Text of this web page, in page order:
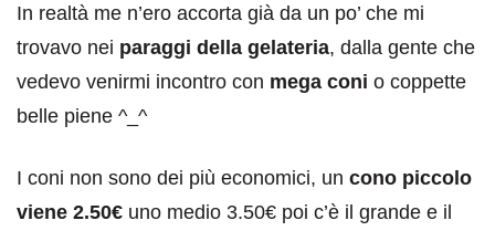
In realtà me n’ero accorta già da un po’ che mi
trovavo nei paraggi della gelateria, dalla gente che
vedevo venirmi incontro con mega coni o coppette
belle piene ^_^
I coni non sono dei più economici, un cono piccolo
viene 2.50€ uno medio 3.50€ poi c’è il grande e il